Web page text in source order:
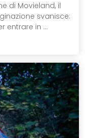
di Movieland, il
svanisce:
entrare in ...